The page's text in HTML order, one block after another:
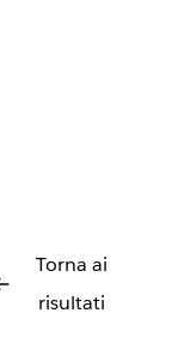
Torna ai
risultati